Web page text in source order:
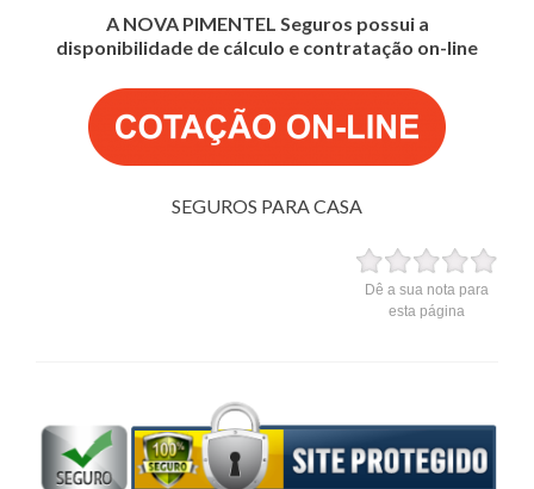
A NOVA PIMENTEL Seguros possui a
disponibilidade de cálculo e contratação on-line
SEGUROS PARA CASA
Dê a sua nota para
esta página